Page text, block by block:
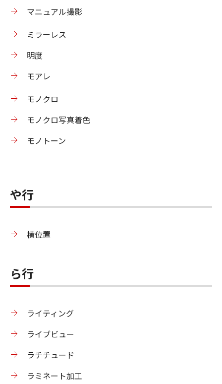
マニュアル撮影
ミラーレス
明度
モアレ
モノクロ
モノクロ写真着色
モノトーン
や行
横位置
ら行
ライティング
ライブビュー
ラチチュード
ラミネート加工